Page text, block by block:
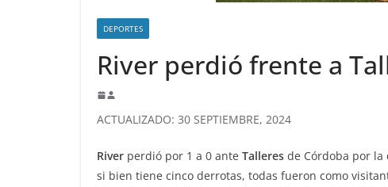
DEPORTES
River perdió frente a
ACTUALIZADO: 30 SEPTIEMBRE, 2024
River perdió por 1 a 0 ante Talleres de Córdoba por la
si bien tiene cinco derrotas, todas fueron como